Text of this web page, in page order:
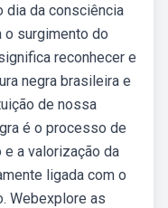
dia da consciência
o surgimento do
reconhecer e
negra brasileira e
de nossa
é o processo de
a valorização da
ligada com o
Webexplore as